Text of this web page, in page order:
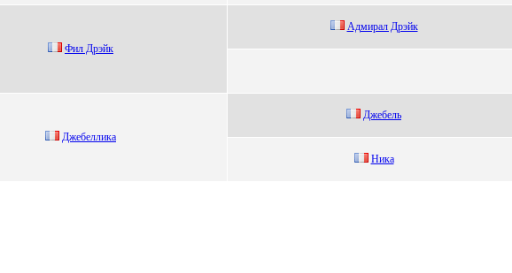
Фил Дрэйк
Адмирал Дрэйк
Джeбeллика
Джебель
Ника